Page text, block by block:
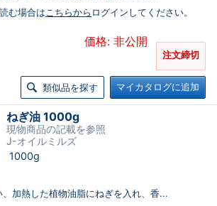
む場合はこちらから ログインしてください。
価格: 非公開
注文締切
類似品を探す マイカタログに追加
ねぎ油 1000g
現物商品の記載を参照
J-オイルミルズ
1000g
加熱した植物油脂にねぎを入れ、香...